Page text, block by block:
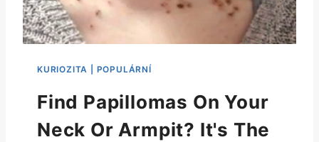
Find Papillomas On Your
Neck Or Armpit? It's The